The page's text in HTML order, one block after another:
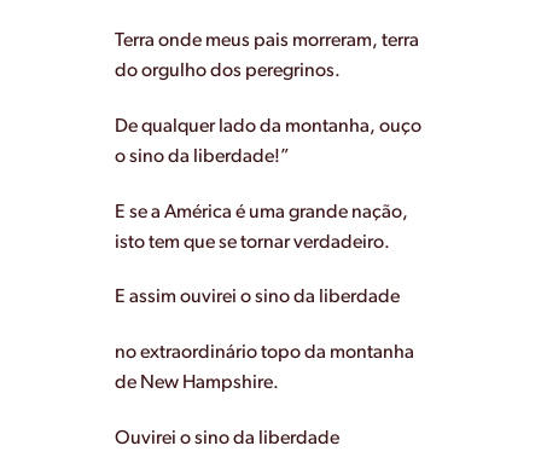
Terra onde meus pais morreram, terra
do orgulho dos peregrinos.
De qualquer lado da montanha, ouço
o sino da liberdade!”
E se a América é uma grande nação,
isto tem que se tornar verdadeiro.
E assim ouvirei o sino da liberdade
no extraordinário topo da montanha
de New Hampshire.
Ouvirei o sino da liberdade